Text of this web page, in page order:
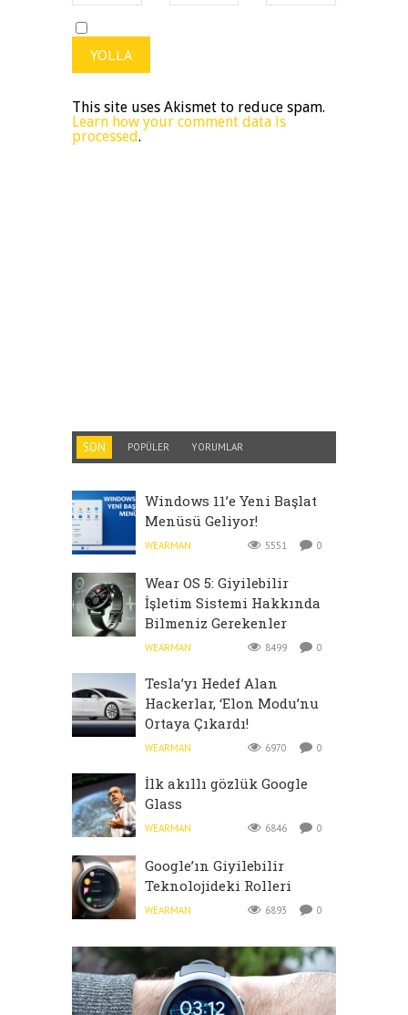
This site uses Akismet to reduce spam.
Learn how your comment data is
processed.
SON POPÜLER YORUMLAR
Windows 11’e Yeni Başlat
Menüsü Geliyor!
WEARMAN 5551 0
Wear OS 5: Giyilebilir
İşletim Sistemi Hakkında
Bilmeniz Gerekenler
WEARMAN 8499 0
Tesla’yı Hedef Alan
Hackerlar, ‘Elon Modu’nu
Ortaya Çıkardı!
WEARMAN 6970 0
İlk akıllı gözlük Google
Glass
WEARMAN 6846 0
Google’ın Giyilebilir
Teknolojideki Rolleri
WEARMAN 6893 0